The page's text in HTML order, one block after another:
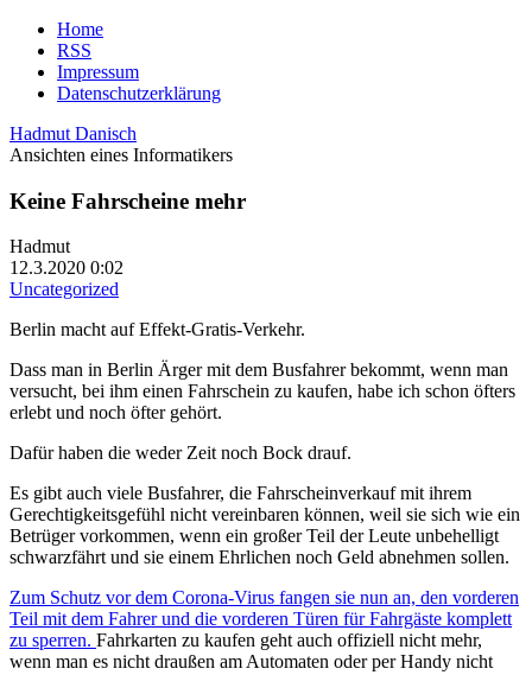
Home
RSS
Impressum
Datenschutzerklärung
Hadmut Danisch
Ansichten eines Informatikers
Keine Fahrscheine mehr
Hadmut
12.3.2020 0:02
Uncategorized
Berlin macht auf Effekt-Gratis-Verkehr.
Dass man in Berlin Ärger mit dem Busfahrer bekommt, wenn man
versucht, bei ihm einen Fahrschein zu kaufen, habe ich schon öfters
erlebt und noch öfter gehört.
Dafür haben die weder Zeit noch Bock drauf.
Es gibt auch viele Busfahrer, die Fahrscheinverkauf mit ihrem
Gerechtigkeitsgefühl nicht vereinbaren können, weil sie sich wie ein
Betrüger vorkommen, wenn ein großer Teil der Leute unbehelligt
schwarzfährt und sie einem Ehrlichen noch Geld abnehmen sollen.
Zum Schutz vor dem Corona-Virus fangen sie nun an, den vorderen
Teil mit dem Fahrer und die vorderen Türen für Fahrgäste komplett
zu sperren. Fahrkarten zu kaufen geht auch offiziell nicht mehr,
wenn man es nicht draußen am Automaten oder per Handy nicht